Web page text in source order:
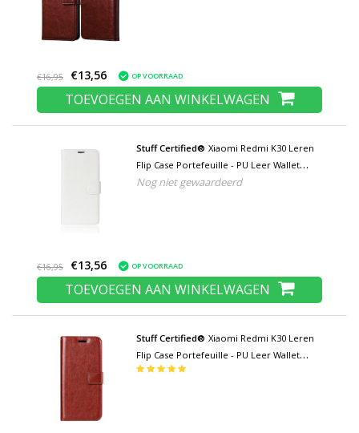
€16,95 €13,56 OP VOORRAAD
TOEVOEGEN AAN WINKELWAGEN
Stuff Certified® Xiaomi Redmi K30 Leren
Flip Case Portefeuille - PU Leer Wallet
Cover Cas Hoesje Wit
Nog niet gewaardeerd
€16,95 €13,56 OP VOORRAAD
TOEVOEGEN AAN WINKELWAGEN
Stuff Certified® Xiaomi Redmi K30 Leren
Flip Case Portefeuille - PU Leer Wallet
Cover Cas Hoesje Rood